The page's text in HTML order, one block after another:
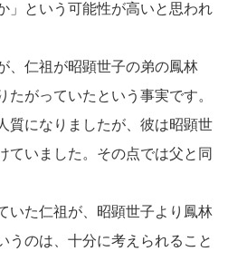
」という可能性が高いと思われ
、仁祖が昭顕世子の弟の鳳林
たがっていたという事実です。
質になりましたが、彼は昭顕世
ていました。その点では父と同
いた仁祖が、昭顕世子より鳳林
うのは、十分に考えられること